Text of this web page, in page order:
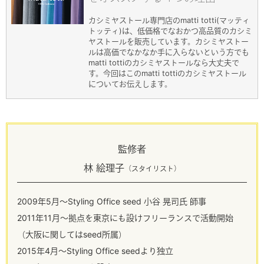
カシミヤストール専門店のmatti totti(マッティ
トッティ)は、低価格でなおかつ高品質のカシミ
ヤストールを販売しています。カシミヤストー
ルは高価でなかなか手に入らないという方でも
matti tottiのカシミヤストールなら大丈夫で
す。今回はこのmatti tottiのカシミヤストール
についてお伝えします。
監修者
林 絵理子（スタイリスト）
2009年5月～Styling Office seed 小谷 晃司氏 師事
2011年11月～拠点を東京にも設けフリーランスで活動開始
（大阪に関してはseed所属）
2015年4月～Styling Office seedより独立